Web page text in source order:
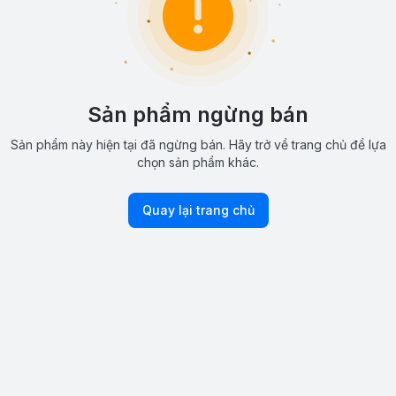
Sản phẩm ngừng bán
Sản phẩm này hiện tại đã ngừng bán. Hãy trở về trang chủ để lựa
chọn sản phẩm khác.
Quay lại trang chủ